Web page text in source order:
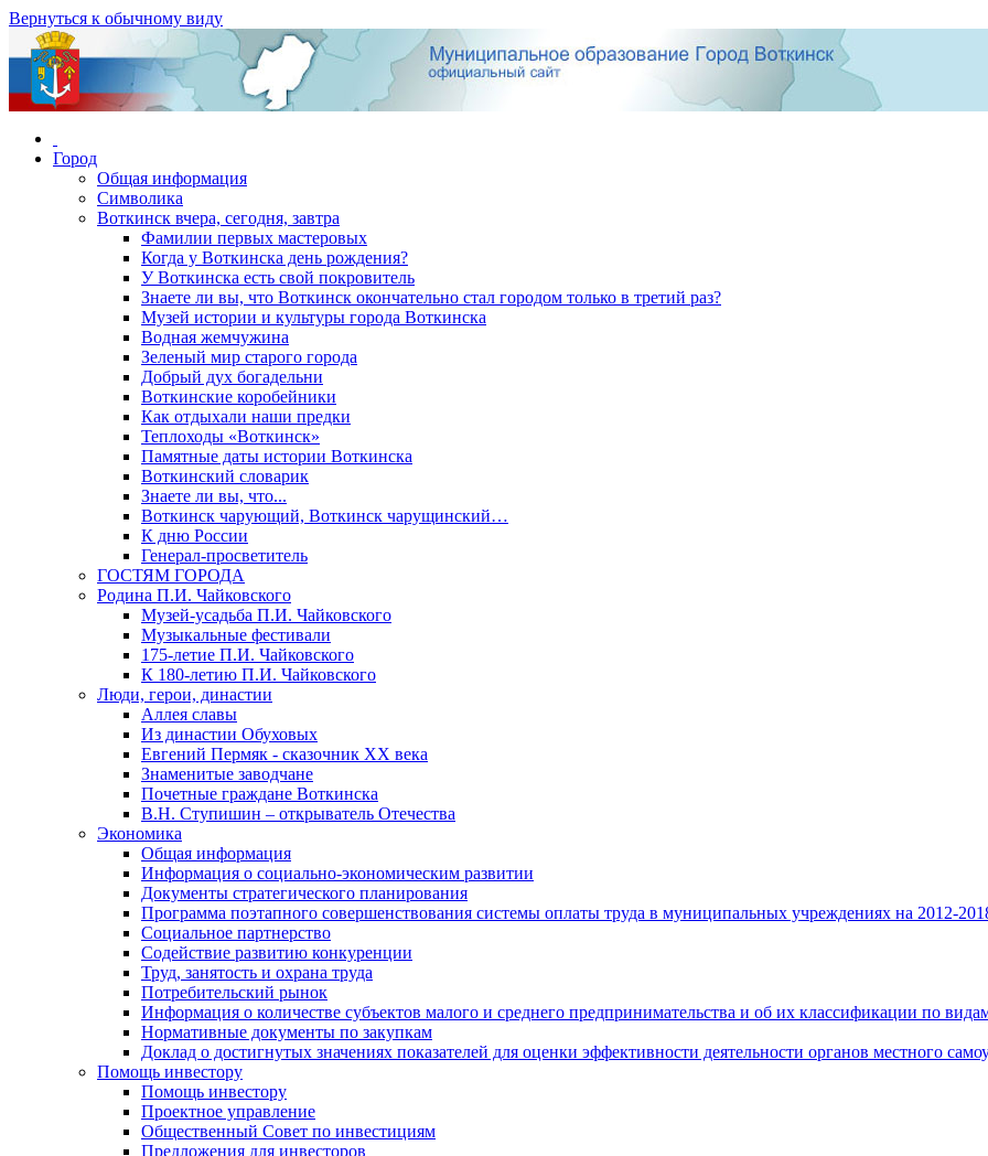
Вернуться к обычному виду
Город
Общая информация
Символика
Воткинск вчера, сегодня, завтра
Фамилии первых мастеровых
Когда у Воткинска день рождения?
У Воткинска есть свой покровитель
Знаете ли вы, что Воткинск окончательно стал городом только в третий раз?
Музей истории и культуры города Воткинска
Водная жемчужина
Зеленый мир старого города
Добрый дух богадельни
Воткинские коробейники
Как отдыхали наши предки
Теплоходы «Воткинск»
Памятные даты истории Воткинска
Воткинский словарик
Знаете ли вы, что...
Воткинск чарующий, Воткинск чарущинский…
К дню России
Генерал-просветитель
ГОСТЯМ ГОРОДА
Родина П.И. Чайковского
Музей-усадьба П.И. Чайковского
Музыкальные фестивали
175-летие П.И. Чайковского
К 180-летию П.И. Чайковского
Люди, герои, династии
Аллея славы
Из династии Обуховых
Евгений Пермяк - сказочник XX века
Знаменитые заводчане
Почетные граждане Воткинска
В.Н. Ступишин – открыватель Отечества
Экономика
Общая информация
Информация о социально-экономическим развитии
Документы стратегического планирования
Программа поэтапного совершенствования системы оплаты труда в муниципальных учреждениях на 2012-
Социальное партнерство
Содействие развитию конкуренции
Труд, занятость и охрана труда
Потребительский рынок
Информация о количестве субъектов малого и среднего предпринимательства и об их классификации по
Нормативные документы по закупкам
Доклад о достигнутых значениях показателей для оценки эффективности деятельности органов местного
Помощь инвестору
Помощь инвестору
Проектное управление
Общественный Совет по инвестициям
Предложения для инвесторов